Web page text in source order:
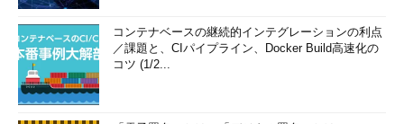
完ぺきなソリューションがないプラグイン
プラグイン管理の「将来への期待」
コンテナベースの継続的インテグレーションの利点
／課題と、CIパイプライン、Docker Build高速化の
コツ (1/2...